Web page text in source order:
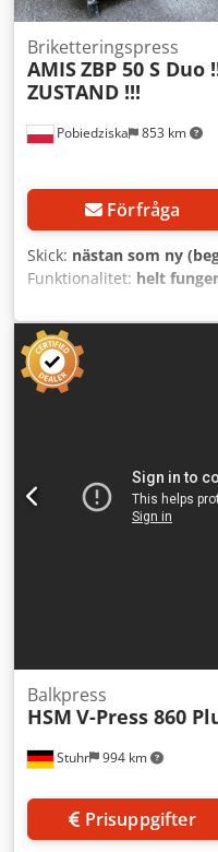
Pobiedziska 853 km
Briketteringspress
AMISZBP 50 S Duo
ZUSTAND !!!
Förfråga
Skick: nästan som ny
Funktionalitet: helt
sågspånsbrikettpress
beroende på material
Asck 3 800 driftstimmar
en kapacitet på 1,2 m³
Skruvtransportör
maskinen: 39 800 euro
Stuhr 994 km
Balkpress
HSM V-Press 860
Prisuppgifter